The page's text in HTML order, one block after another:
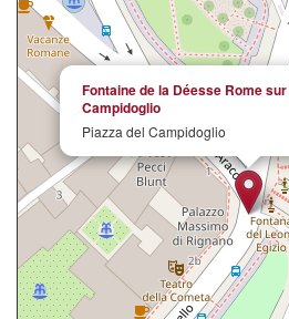
Fontaine de la Déesse Rome
Campidoglio
Piazza del Campidoglio